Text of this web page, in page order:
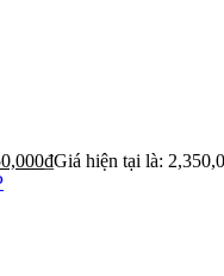
₫Giá hiện tại là: